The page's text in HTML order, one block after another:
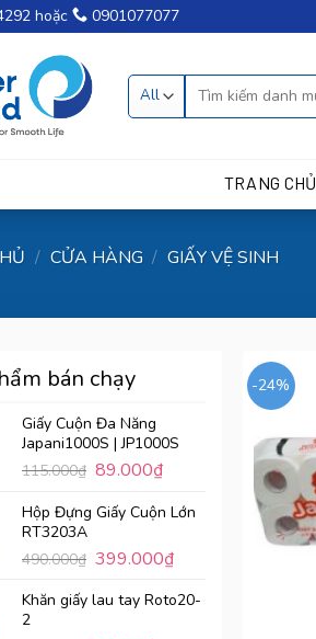
hoặc 0901077077
TRANG CHỦ
/ CỬA HÀNG / GIẤY VỆ SINH
bán chạy
Giấy Cuộn Đa Năng
Japani1000S | JP1000S
115.000₫ 89.000₫
Hộp Đựng Giấy Cuộn Lớn
RT3203A
490.000₫ 399.000₫
Khăn giấy lau tay Roto20-
2
-24%